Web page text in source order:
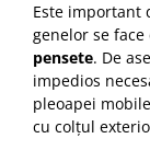
Este important
genelor se
pensete. De
impedios
pleoapei
cu colțul